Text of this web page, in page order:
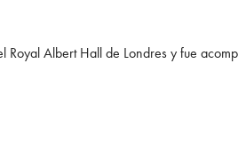
Royal Albert Hall de Londres y fue